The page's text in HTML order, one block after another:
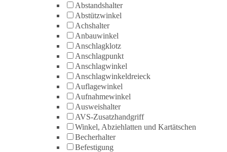
Abstandshalter
Abstützwinkel
Achshalter
Anbauwinkel
Anschlagklotz
Anschlagpunkt
Anschlagwinkel
Anschlagwinkeldreieck
Auflagewinkel
Aufnahmewinkel
Ausweishalter
AVS-Zusatzhandgriff
Winkel, Abziehlatten und Kartätschen
Becherhalter
Befestigung